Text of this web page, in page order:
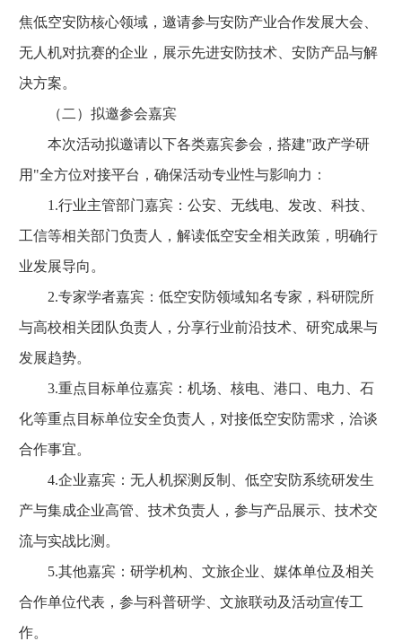
焦低空安防核心领域，邀请参与安防产业合作发展大会、
无人机对抗赛的企业，展示先进安防技术、安防产品与解
决方案。
（二）拟邀参会嘉宾
本次活动拟邀请以下各类嘉宾参会，搭建"政产学研
用"全方位对接平台，确保活动专业性与影响力：
1.行业主管部门嘉宾：公安、无线电、发改、科技、
工信等相关部门负责人，解读低空安全相关政策，明确行
业发展导向。
2.专家学者嘉宾：低空安防领域知名专家，科研院所
与高校相关团队负责人，分享行业前沿技术、研究成果与
发展趋势。
3.重点目标单位嘉宾：机场、核电、港口、电力、石
化等重点目标单位安全负责人，对接低空安防需求，洽谈
合作事宜。
4.企业嘉宾：无人机探测反制、低空安防系统研发生
产与集成企业高管、技术负责人，参与产品展示、技术交
流与实战比测。
5.其他嘉宾：研学机构、文旅企业、媒体单位及相关
合作单位代表，参与科普研学、文旅联动及活动宣传工
作。